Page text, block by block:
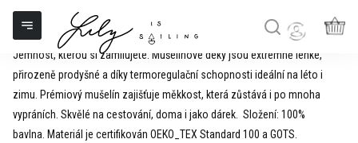
obsah
Mušelinové deky
Jemnost, kterou si zamilujete. Mušelínové deky jsou extrémně lehké,
přirozeně prodyšné a díky termoregulační schopnosti ideální na léto i
zimu. Prémiový mušelín zajišťuje měkkost, která zůstává i po mnoha
vypráních. Skvělé na cestování, doma i jako dárek. Složení: 100%
bavlna. Materiál je certifikován OEKO_TEX Standard 100 a GOTS.